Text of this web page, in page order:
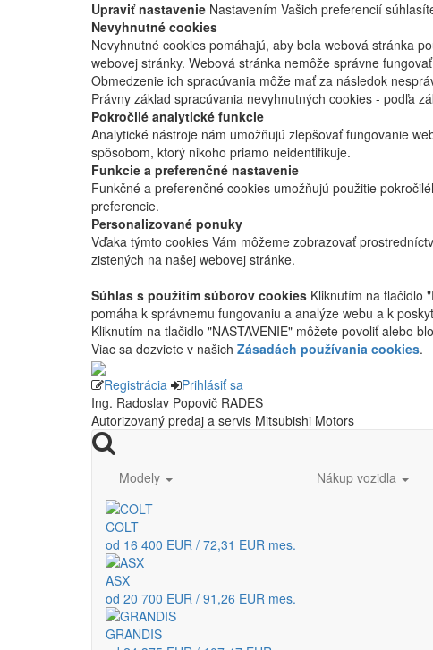
Upraviť nastavenie Nastavením Vašich preferencií
Nevyhnutné cookies
Nevyhnutné cookies pomáhajú, aby bola webová stránka
webovej stránky. Webová stránka nemôže správne
Obmedzenie ich spracúvania môže mať za následok
Právny základ spracúvania nevyhnutných cookies - podľa
Pokročilé analytické funkcie
Analytické nástroje nám umožňujú zlepšovať fungovanie
spôsobom, ktorý nikoho priamo neidentifikuje.
Funkcie a preferenčné nastavenie
Funkčné a preferenčné cookies umožňujú použitie
preferencie.
Personalizované ponuky
Vďaka týmto cookies Vám môžeme zobrazovať
zistených na našej webovej stránke.
Súhlas s použitím súborov cookies Kliknutím na tlačidlo
pomáha k správnemu fungovaniu a analýze webu a k
Kliknutím na tlačidlo "NASTAVENIE" môžete povoliť alebo
Viac sa dozviete v našich Zásadách používania cookies.
Registrácia
Prihlásiť sa
Ing. Radoslav Popovič RADES
Autorizovaný predaj a servis Mitsubishi Motors
Modely
COLT
od 16 400 EUR / 72,31 EUR mes.
ASX
od 20 700 EUR / 91,26 EUR mes.
GRANDIS
Nákup vozidla